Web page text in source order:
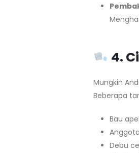
4.
Mungkin
Beberapa
Bau
Debu